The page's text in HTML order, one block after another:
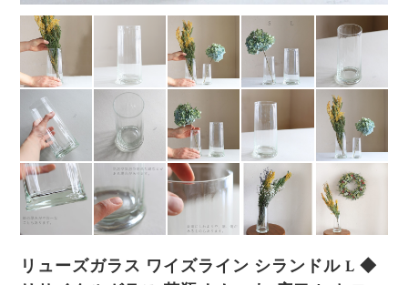
リューズガラス ワイズライン シランドル L ◆